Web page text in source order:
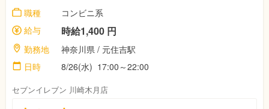
職種
コンビニ系
給与
時給1,400 円
勤務地
神奈川県 / 元住吉駅
日時
8/26(水) 17:00～22:00
セブンイレブン 川崎木月店